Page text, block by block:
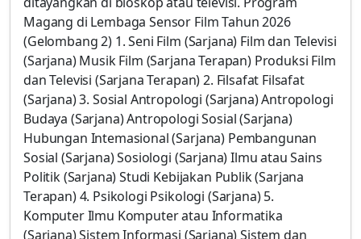
Magang di Lembaga Sensor Film Tahun 2026
(Gelombang 2) 1. Seni Film (Sarjana) Film dan Televisi
(Sarjana) Musik Film (Sarjana Terapan) Produksi Film
dan Televisi (Sarjana Terapan) 2. Filsafat Filsafat
(Sarjana) 3. Sosial Antropologi (Sarjana) Antropologi
Budaya (Sarjana) Antropologi Sosial (Sarjana)
Hubungan Intemasional (Sarjana) Pembangunan
Sosial (Sarjana) Sosiologi (Sarjana) Ilmu atau Sains
Politik (Sarjana) Studi Kebijakan Publik (Sarjana
Terapan) 4. Psikologi Psikologi (Sarjana) 5.
Komputer Ilmu Komputer atau Informatika
(Sarjana) Sistem Informasi (Sarjana) Sistem dan